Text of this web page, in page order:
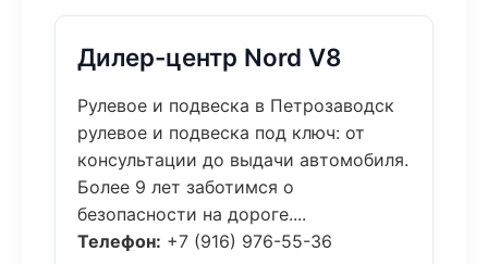
Дилер-центр Nord V8
Рулевое и подвеска в Петрозаводск
рулевое и подвеска под ключ: от
консультации до выдачи автомобиля.
Более 9 лет заботимся о
безопасности на дороге....
Телефон: +7 (916) 976-55-36